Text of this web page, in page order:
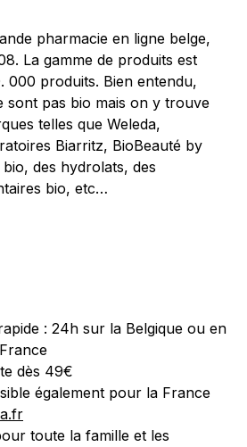
pharmacie en ligne belge,
La gamme de produits est
000 produits. Bien entendu,
sont pas bio mais on y trouve
telles que Weleda,
Biarritz, BioBeauté by
des hydrolats, des
bio, etc…
: 24h sur la Belgique ou en
dès 49€
également pour la France
toute la famille et les